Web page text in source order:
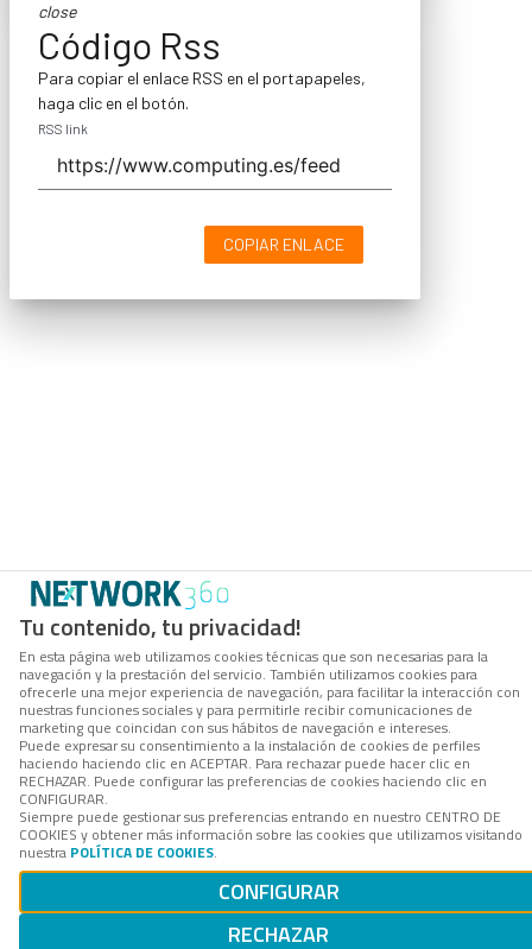
Tu contenido, tu privacidad!
En esta página web utilizamos cookies técnicas que son necesarias para la
navegación y la prestación del servicio. También utilizamos cookies para
ofrecerle una mejor experiencia de navegación, para facilitar la interacción con
nuestras funciones sociales y para permitirle recibir comunicaciones de
marketing que coincidan con sus hábitos de navegación e intereses.
Puede expresar su consentimiento a la instalación de cookies de perfiles
haciendo haciendo clic en ACEPTAR. Para rechazar puede hacer clic en
RECHAZAR. Puede configurar las preferencias de cookies haciendo clic en
CONFIGURAR.
Siempre puede gestionar sus preferencias entrando en nuestro CENTRO DE
COOKIES y obtener más información sobre las cookies que utilizamos visitando
nuestra POLÍTICA DE COOKIES.
CONFIGURAR
RECHAZAR
close
Código Rss
Para copiar el enlace RSS en el portapapeles,
haga clic en el botón.
RSS link
COPIAR ENLACE